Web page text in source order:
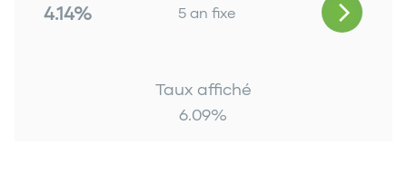
4.14% 5 an fixe
Taux affiché
6.09%